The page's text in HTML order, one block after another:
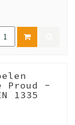
Proud -
1335